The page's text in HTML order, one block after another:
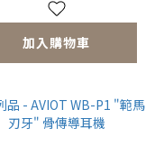
加入購物車